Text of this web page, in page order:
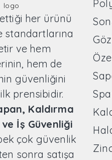
her ürünü
standartlarına
ve hem
hem de
güvenliğini
prensibidir.
Kaldırma
İş Güvenliği
çok güvenlik
sonra satışa